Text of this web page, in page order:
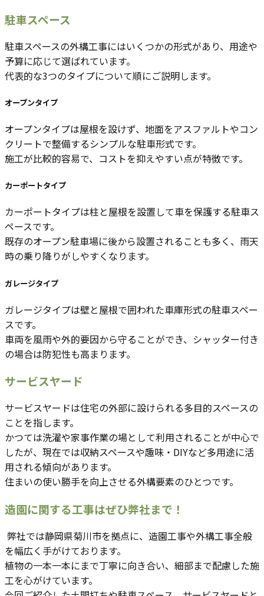
駐車スペース
駐車スペースの外構工事にはいくつかの形式があり、用途や
予算に応じて選ばれています。
代表的な3つのタイプについて順にご説明します。
オープンタイプ
オープンタイプは屋根を設けず、地面をアスファルトやコン
クリートで整備するシンプルな駐車形式です。
施工が比較的容易で、コストを抑えやすい点が特徴です。
カーポートタイプ
カーポートタイプは柱と屋根を設置して車を保護する駐車ス
ペースです。
既存のオープン駐車場に後から設置されることも多く、雨天
時の乗り降りがしやすくなります。
ガレージタイプ
ガレージタイプは壁と屋根で囲われた車庫形式の駐車スペー
スです。
車両を風雨や外的要因から守ることができ、シャッター付き
の場合は防犯性も高まります。
サービスヤード
サービスヤードは住宅の外部に設けられる多目的スペースの
ことを指します。
かつては洗濯や家事作業の場として利用されることが中心で
したが、現在では収納スペースや趣味・DIYなど多用途に活
用される傾向があります。
住まいの使い勝手を向上させる外構要素のひとつです。
造園に関する工事はぜひ弊社まで！
弊社では静岡県菊川市を拠点に、造園工事や外構工事全般
を幅広く手がけております。
植物の一本一本にまで丁寧に向き合い、細部まで配慮した施
工を心がけています。